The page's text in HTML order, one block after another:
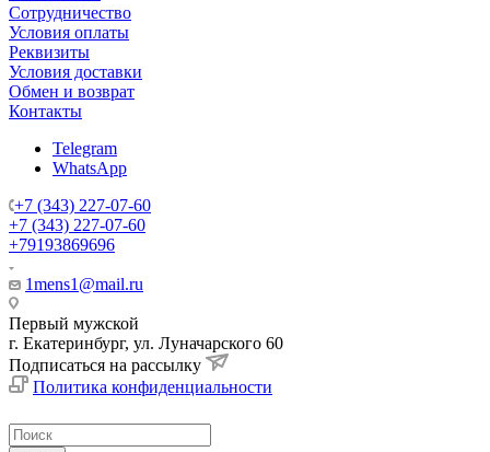
Сотрудничество
Условия оплаты
Реквизиты
Условия доставки
Обмен и возврат
Контакты
Telegram
WhatsApp
+7 (343) 227-07-60
+7 (343) 227-07-60
+79193869696
1mens1@mail.ru
Первый мужской
г. Екатеринбург, ул. Луначарского 60
Подписаться на рассылку
Политика конфиденциальности